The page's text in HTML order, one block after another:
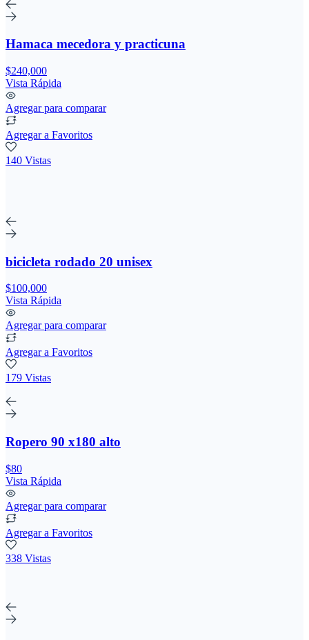
Hamaca mecedora y practicuna
$240,000
Vista Rápida
Agregar para comparar
Agregar a Favoritos
140 Vistas
bicicleta rodado 20 unisex
$100,000
Vista Rápida
Agregar para comparar
Agregar a Favoritos
179 Vistas
Ropero 90 x180 alto
$80
Vista Rápida
Agregar para comparar
Agregar a Favoritos
338 Vistas